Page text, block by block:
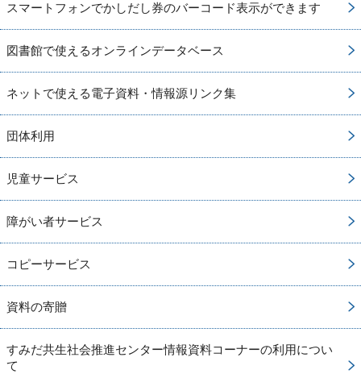
スマートフォンでかしだし券のバーコード表示ができます
図書館で使えるオンラインデータベース
ネットで使える電子資料・情報源リンク集
団体利用
児童サービス
障がい者サービス
コピーサービス
資料の寄贈
すみだ共生社会推進センター情報資料コーナーの利用につい
て